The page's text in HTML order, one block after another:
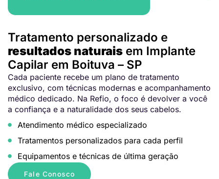
Tratamento personalizado e
resultados naturais em Implante
Capilar em Boituva – SP
Cada paciente recebe um plano de tratamento
exclusivo, com técnicas modernas e acompanhamento
médico dedicado. Na Refio, o foco é devolver a você
a confiança e a naturalidade dos seus cabelos.
Atendimento médico especializado
Tratamentos personalizados para cada perfil
Equipamentos e técnicas de última geração
Fale Conosco